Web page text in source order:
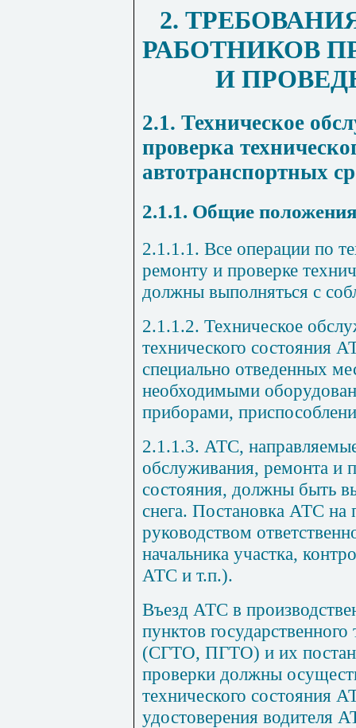
2.
РАБОТНИКОВ
И
2.1. Техническое
проверка
автотранспортных
2.1.1. Общие
2.1.1.1. Все операции по
ремонту и проверке
должны выполняться с
2.1.1.2. Техническое
технического состояния
специально отведенных
необходимыми
приборами,
2.1.1.3. АТС,
обслуживания, ремонта и
состояния, должны быть
снега. Постановка АТС на
руководством
начальника участка,
АТС и т.п.).
Въезд АТС в
пунктов
(СГТО, ПГТО) и их
проверки должны
технического состояния
удостоверения водителя